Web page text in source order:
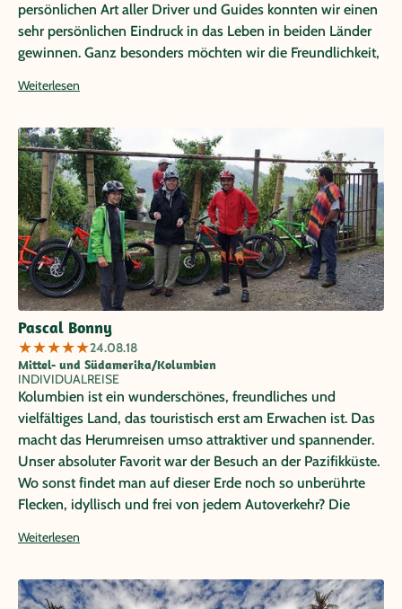
persönlichen Art aller Driver und Guides konnten wir einen
sehr persönlichen Eindruck in das Leben in beiden Länder
gewinnen. Ganz besonders möchten wir die Freundlichkeit,
FAUSTO GOMEZ in Ecuador hervorheben. Wir hatten eine
ganze Team für diese tolle Reise.
Weiterlesen
Pascal Bonny
★★★★★24.08.18
Mittel- und Südamerika/Kolumbien
INDIVIDUALREISE
Kolumbien ist ein wunderschönes, freundliches und
vielfältiges Land, das touristisch erst am Erwachen ist. Das
macht das Herumreisen umso attraktiver und spannender.
Unser absoluter Favorit war der Besuch an der Pazifikküste.
Wo sonst findet man auf dieser Erde noch so unberührte
Flecken, idyllisch und frei von jedem Autoverkehr? Die
freundlich und die Hotels familiär und jeweils einzigartig.
Weiterlesen